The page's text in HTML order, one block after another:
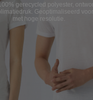
gerecycled polyester,
Geoptimaliseerd
met hoge resolutie.